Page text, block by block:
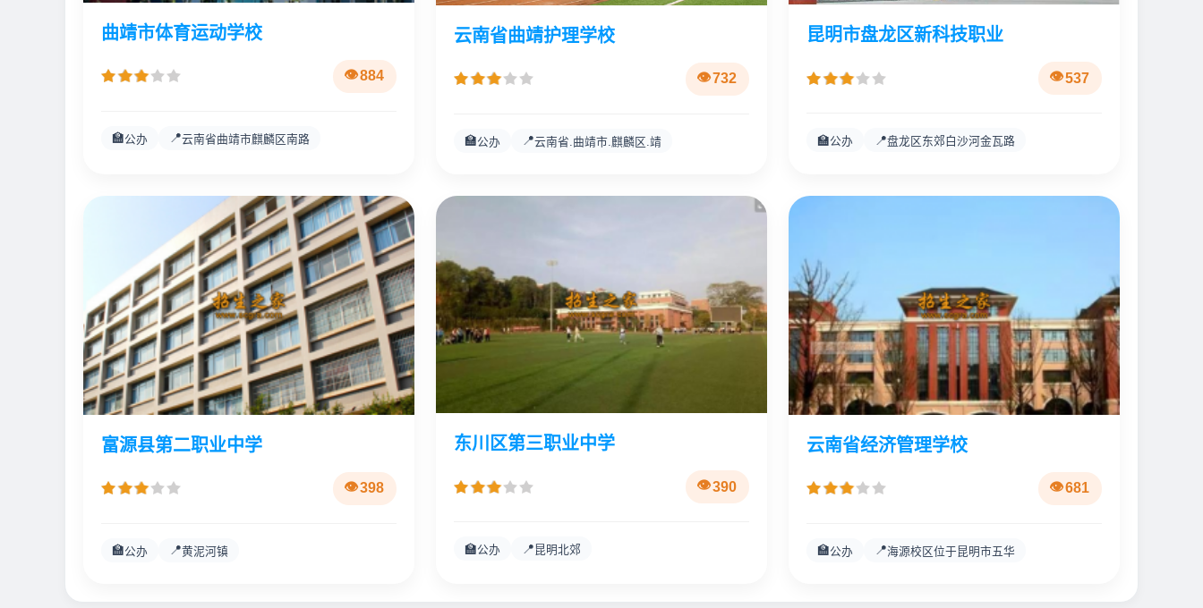
曲靖市体育运动学校
884
🏫公办 📍云南省曲靖市麒麟区南路
云南省曲靖护理学校
732
🏫公办 📍云南省.曲靖市.麒麟区.靖
昆明市盘龙区新科技职业
537
🏫公办 📍盘龙区东郊白沙河金瓦路
富源县第二职业中学
398
🏫公办 📍黄泥河镇
东川区第三职业中学
390
🏫公办 📍昆明北郊
云南省经济管理学校
681
🏫公办 📍海源校区位于昆明市五华